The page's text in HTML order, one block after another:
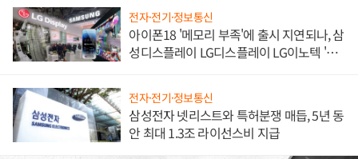
전자·전기·정보통신
아이폰18 '메모리 부족'에 출시 지연되나, 삼
성디스플레이 LG디스플레이 LG이노텍 '탈
전자·전기·정보통신
삼성전자 넷리스트와 특허분쟁 매듭, 5년 동
안 최대 1.3조 라이선스비 지급